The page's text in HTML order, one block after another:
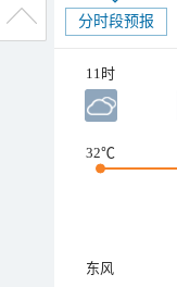
分时段预报
11时
32℃
东风